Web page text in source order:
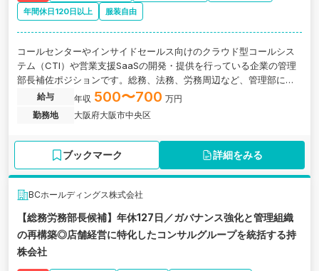
年間休日120日以上
服装自由
コールセンターやインサイドセールス向けのクラウド型コールシス
テム（CTI）や営業支援SaaSの開発・提供を行っている企業の管理
部長補佐ポジションです。総務、法務、労務周辺など、管理部に関
わる複数領域を横断しながら、部門運営全体を理解することができ
ます。
給与 年収 500〜700 万円
勤務地
大阪府大阪市中央区
ブックマーク 詳細をみる
BCホールディングス株式会社
【総務労務部長候補】年休127日／ガバナンス強化と管理組織
の再構築◎店舗経営に特化したコンサルグループを統括する持
株会社